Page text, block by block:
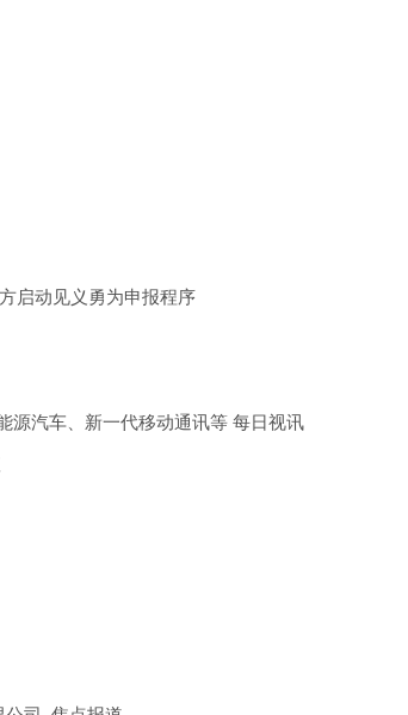
启动见义勇为申报程序
源汽车、新一代移动通讯等 每日视讯